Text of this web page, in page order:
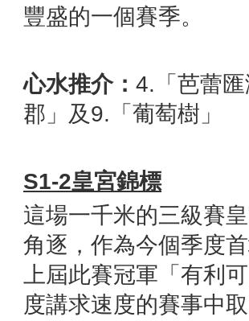
豐盛的一個賽季。
心水推介： 4.「芭蕾
郡」及9.「葡萄樹」
S1-2皇宮錦標
這場一千米的三級賽
角逐，作為今個季度
上屆此賽冠軍「有利
度講求速度的賽事中